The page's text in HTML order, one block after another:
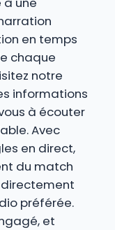
en temps
chaque
notre
informations
à écouter
Avec
en direct,
du match
préférée.
et